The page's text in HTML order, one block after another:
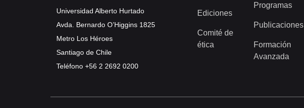
Universidad Alberto Hurtado
Avda. Bernardo O’Higgins 1825
Metro Los Héroes
Santiago de Chile
Teléfono +56 2 2692 0200
Ediciones
Comité de
ética
Programas
Publicaciones
Formación
Avanzada